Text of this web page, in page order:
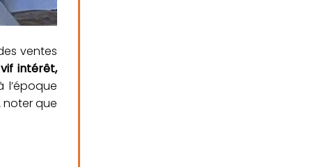
ventes
intérêt,
noter que